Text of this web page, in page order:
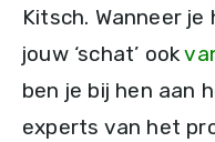
Kitsch. Wanneer
jouw ‘schat’ ook
ben je bij hen aan
experts van het